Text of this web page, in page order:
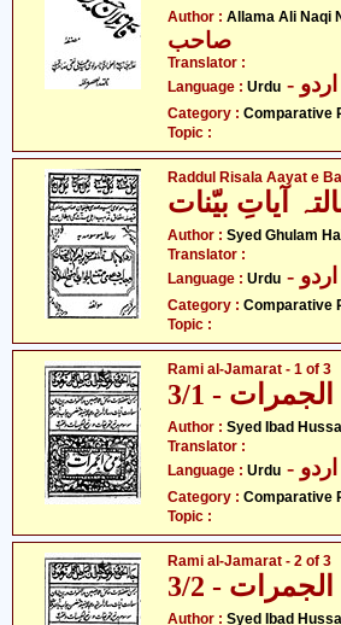
Author : Allama Ali Naqi
صاحب
Translator :
Language : Urdu - اردو
Category : Comparative
Topic :
Raddul Risala Aayat e
آیاتِ بیّنات
Author : Syed Ghulam
Translator :
Language : Urdu - اردو
Category : Comparative
Topic :
Rami al-Jamarat - 1 of 3
- 3/1
Author : Syed Ibad
Translator :
Language : Urdu - اردو
Category : Comparative
Topic :
Rami al-Jamarat - 2 of 3
- 3/2
Author : Syed Ibad